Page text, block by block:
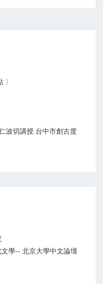
〉
波切講授.台中市創古度
學-- 北京大學中文論壇